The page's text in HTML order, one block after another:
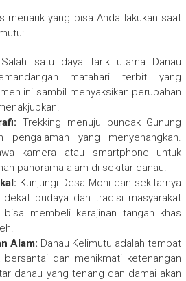
menarik yang bisa Anda lakukan saat
Salah satu daya tarik utama Danau
matahari terbit yang
ini sambil menyaksikan perubahan
Trekking menuju puncak Gunung
pengalaman yang menyenangkan.
kamera atau smartphone untuk
panorama alam di sekitar danau.
Kunjungi Desa Moni dan sekitarnya
budaya dan tradisi masyarakat
membeli kerajinan tangan khas
Alam: Danau Kelimutu adalah tempat
dan menikmati ketenangan
danau yang tenang dan damai akan